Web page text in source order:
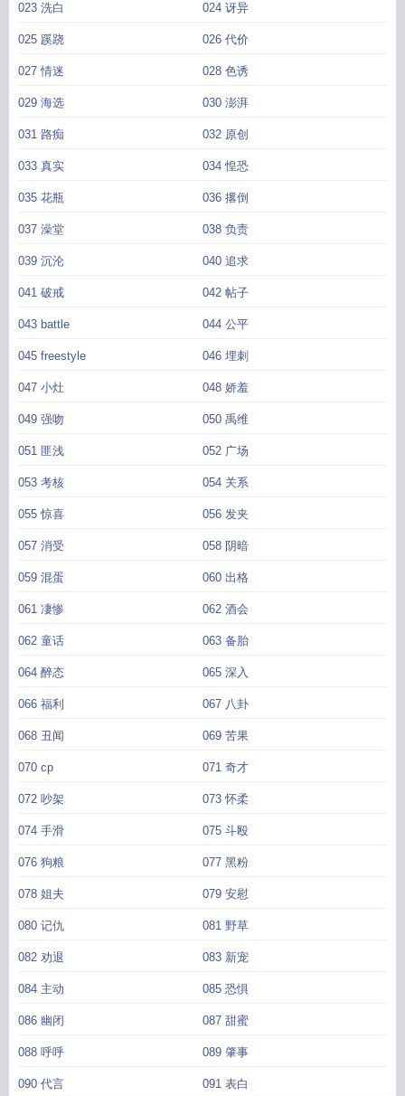
023 洗白 024 讶异
025 蹊跷 026 代价
027 情迷 028 色诱
029 海选 030 澎湃
031 路痴 032 原创
033 真实 034 惶恐
035 花瓶 036 撂倒
037 澡堂 038 负责
039 沉沦 040 追求
041 破戒 042 帖子
043 battle 044 公平
045 freestyle 046 埋刺
047 小灶 048 娇羞
049 强吻 050 禹维
051 匪浅 052 广场
053 考核 054 关系
055 惊喜 056 发夹
057 消受 058 阴暗
059 混蛋 060 出格
061 凄惨 062 酒会
062 童话 063 备胎
064 醉态 065 深入
066 福利 067 八卦
068 丑闻 069 苦果
070 cp 071 奇才
072 吵架 073 怀柔
074 手滑 075 斗殴
076 狗粮 077 黑粉
078 姐夫 079 安慰
080 记仇 081 野草
082 劝退 083 新宠
084 主动 085 恐惧
086 幽闭 087 甜蜜
088 呼呼 089 肇事
090 代言 091 表白